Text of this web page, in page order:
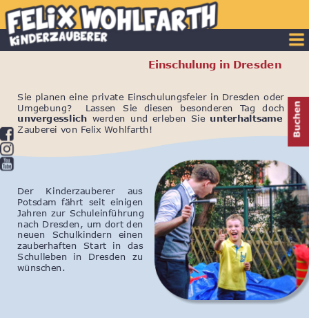
Sie planen eine private Einschulungsfeier in Dresden oder
Umgebung?
Lassen Sie diesen besonderen Tag
doch
unvergesslich werden und erleben Sie unterhaltsame
Zauberei von Felix Wohlfarth!
Einschulung in Dresden
Der Kinderzauberer aus
Potsdam fährt seit einigen
Jahren zur Schuleinführung
nach Dresden, um dort den
neuen
Schulkindern
einen
zauberhaften
Start in das
Schulleben in Dresden zu
wünschen.